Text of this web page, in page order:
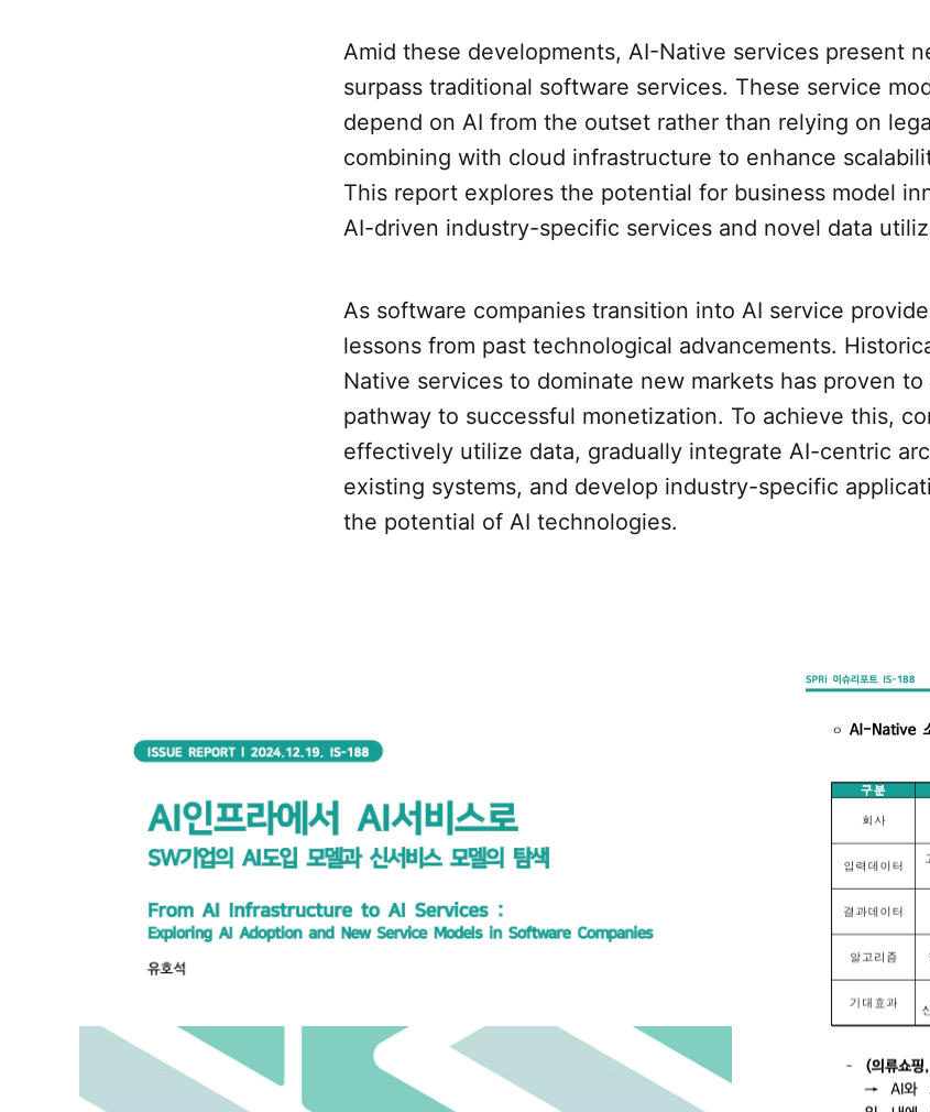
Amid these developments, AI-Native services present
surpass traditional software services. These service
depend on AI from the outset rather than relying on
combining with cloud infrastructure to enhance
This report explores the potential for business model
AI-driven industry-specific services and novel data
As software companies transition into AI service
lessons from past technological advancements.
Native services to dominate new markets has proven
pathway to successful monetization. To achieve this,
effectively utilize data, gradually integrate AI-centric
existing systems, and develop industry-specific
the potential of AI technologies.